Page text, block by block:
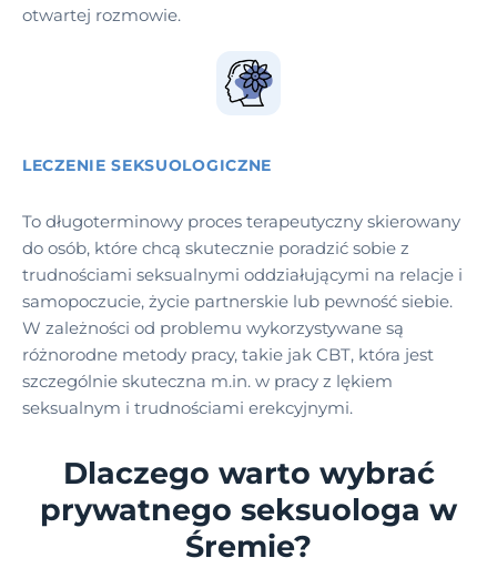
otwartej rozmowie.
LECZENIE SEKSUOLOGICZNE
To długoterminowy proces terapeutyczny skierowany
do osób, które chcą skutecznie poradzić sobie z
trudnościami seksualnymi oddziałującymi na relacje i
samopoczucie, życie partnerskie lub pewność siebie.
W zależności od problemu wykorzystywane są
różnorodne metody pracy, takie jak CBT, która jest
szczególnie skuteczna m.in. w pracy z lękiem
seksualnym i trudnościami erekcyjnymi.
Dlaczego warto wybrać
prywatnego seksuologa w
Śremie?